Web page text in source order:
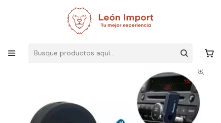
Envíos GRATIS
Audio y Video Radios
Receptor Bluetooth Auxiliar Para Varios Dispositivos Audio